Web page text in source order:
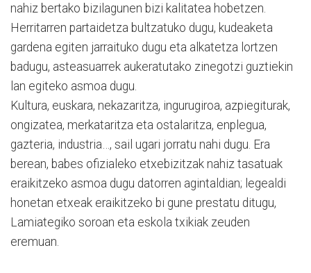
nahiz bertako bizilagunen bizi kalitatea hobetzen.
Herritarren partaidetza bultzatuko dugu, kudeaketa
gardena egiten jarraituko dugu eta alkatetza lortzen
badugu, asteasuarrek aukeratutako zinegotzi guztiekin
lan egiteko asmoa dugu.
Kultura, euskara, nekazaritza, ingurugiroa, azpiegiturak,
ongizatea, merkataritza eta ostalaritza, enplegua,
gazteria, industria…, sail ugari jorratu nahi dugu. Era
berean, babes ofizialeko etxebizitzak nahiz tasatuak
eraikitzeko asmoa dugu datorren agintaldian; legealdi
honetan etxeak eraikitzeko bi gune prestatu ditugu,
Lamiategiko soroan eta eskola txikiak zeuden
eremuan.